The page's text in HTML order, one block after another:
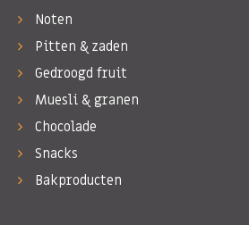
Noten
Pitten & zaden
Gedroogd fruit
Muesli & granen
Chocolade
Snacks
Bakproducten